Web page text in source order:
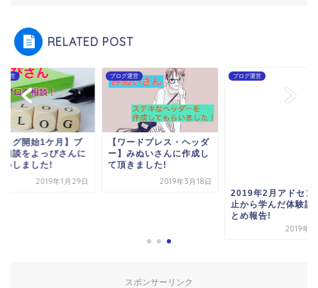
RELATED POST
運営
ログ開始1ケ月】ブ
相談をよっぴさんに
いしました!
2019年1月29日
ブログ運営
【ワードプレス・ヘッダ
ー】みぬいさんに作成し
て頂きました!
2019年3月18日
ブログ運営
2019年2月アドセン
止から学んだ体験談
とめ報告!
2019年3
スポンサーリンク